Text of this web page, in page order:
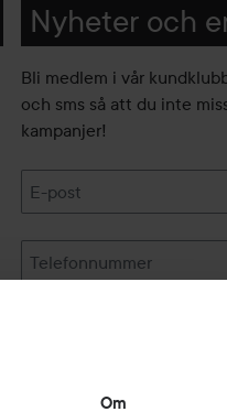
Om
Nyheter och
Bli medlem i vår
och sms så att du inte
kampanjer!
E-post
Telefonnummer
Följ oss